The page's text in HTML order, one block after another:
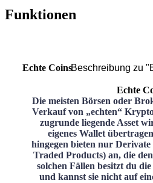
Funktionen
Echte CoinsBeschreibung zu
Echte
Die meisten Börsen oder
Verkauf von „echten“
zugrunde liegende Asset
eigenes Wallet
hingegen bieten nur
Traded Products) an, die
solchen Fällen besitzt du
und kannst sie nicht auf